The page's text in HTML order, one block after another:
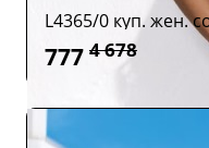
L4365/0 куп. жен.
777 4 678